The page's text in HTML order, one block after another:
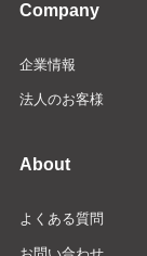
Company
企業情報
法人のお客様
About
よくある質問